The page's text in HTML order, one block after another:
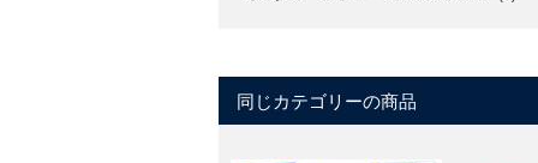
同じカテゴリーの商品